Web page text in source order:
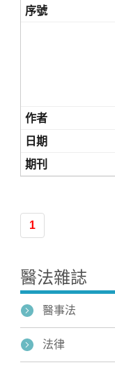
1
醫法雜誌
醫事法
法律